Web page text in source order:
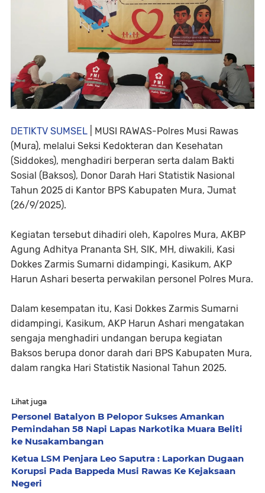
DETIKTV SUMSEL | MUSI RAWAS-Polres Musi Rawas
(Mura), melalui Seksi Kedokteran dan Kesehatan
(Siddokes), menghadiri berperan serta dalam Bakti
Sosial (Baksos), Donor Darah Hari Statistik Nasional
Tahun 2025 di Kantor BPS Kabupaten Mura, Jumat
(26/9/2025).
Kegiatan tersebut dihadiri oleh, Kapolres Mura, AKBP
Agung Adhitya Prananta SH, SIK, MH, diwakili, Kasi
Dokkes Zarmis Sumarni didampingi, Kasikum, AKP
Harun Ashari beserta perwakilan personel Polres Mura.
Dalam kesempatan itu, Kasi Dokkes Zarmis Sumarni
didampingi, Kasikum, AKP Harun Ashari mengatakan
sengaja menghadiri undangan berupa kegiatan
Baksos berupa donor darah dari BPS Kabupaten Mura,
dalam rangka Hari Statistik Nasional Tahun 2025.
Lihat juga
Personel Batalyon B Pelopor Sukses Amankan
Pemindahan 58 Napi Lapas Narkotika Muara Beliti
ke Nusakambangan
Ketua LSM Penjara Leo Saputra : Laporkan Dugaan
Korupsi Pada Bappeda Musi Rawas Ke Kejaksaan
Negeri